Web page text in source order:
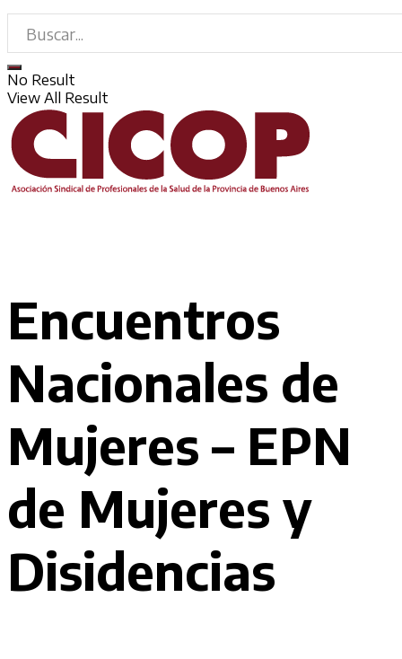
No Result
View All Result
Encuentros
Nacionales de
Mujeres – EPN
de Mujeres y
Disidencias